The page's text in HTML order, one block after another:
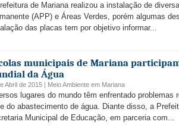
de Mariana realizou a instalação de
(APP) e Áreas Verdes, porém algumas
das placas tem por objetivo informar...
municipais de Mariana
da Água
Abril de 2015 | Meio Ambiente em Mariana
lugares do mundo têm enfrentado problemas
do abastecimento de água. Diante disso, a
Municipal de Educação, em parceria com...